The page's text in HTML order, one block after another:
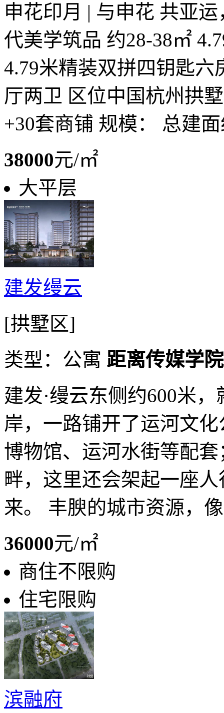
申花印月 | 与申花 共亚
代美学筑品 约28-38㎡
4.79米精装双拼四钥匙六
厅两卫 区位中国杭州拱
+30套商铺 规模： 总建
38000元/㎡
大平层
建发缦云
[拱墅区]
类型：公寓 距离传媒学
建发·缦云东侧约600米
岸，一路铺开了运河文
博物馆、运河水街等配
畔，这里还会架起一座
来。 丰腴的城市资源，
36000元/㎡
商住不限购
住宅限购
滨融府